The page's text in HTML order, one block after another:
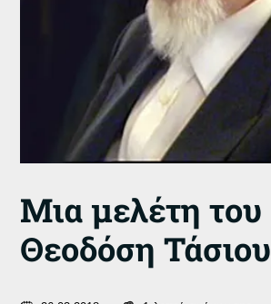
Μια μελέτη του
Θεοδόση Τάσιου